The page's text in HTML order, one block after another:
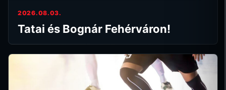
2026.08.03.
Tatai és Bognár Fehérváron!